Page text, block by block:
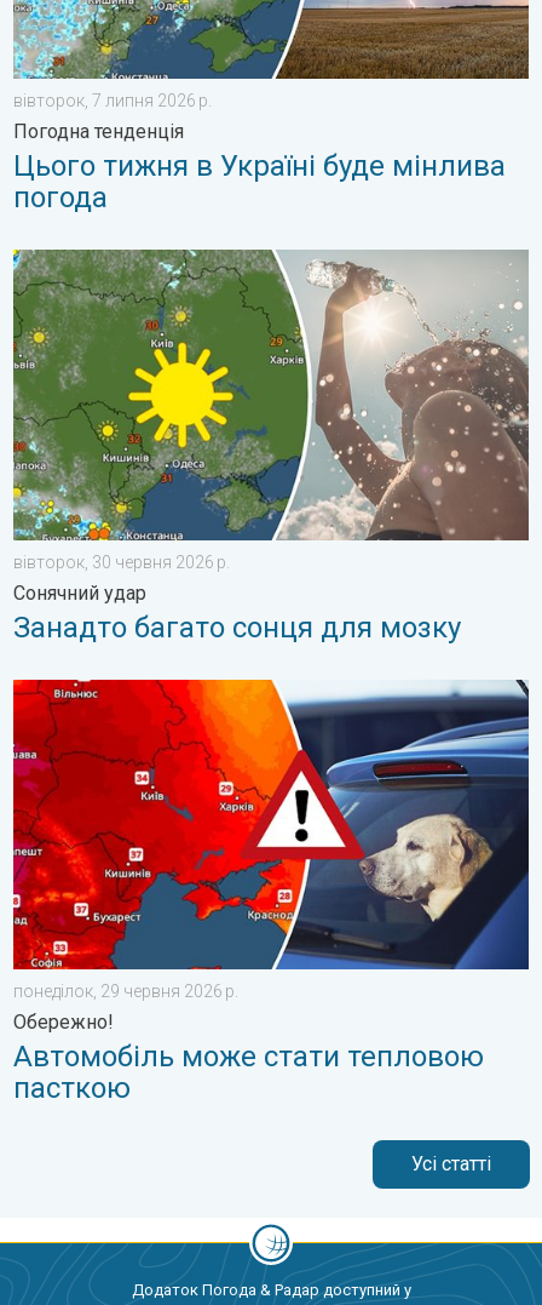
вівторок, 7 липня 2026 р.
Погодна тенденція
Цього тижня в Україні буде мінлива
погода
Занадто багато сонця для мозку. Сонячний удар. . .
вівторок, 30 червня 2026 р.
Сонячний удар
Занадто багато сонця для мозку
Автомобіль може стати тепловою пасткою. Обережно!. . .
понеділок, 29 червня 2026 р.
Обережно!
Автомобіль може стати тепловою
пасткою
Усі статті
Додаток Погода & Радар доступний у